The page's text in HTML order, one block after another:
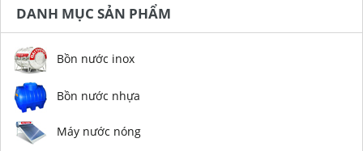
DANH MỤC SẢN PHẨM
Bồn nước inox
Bồn nước nhựa
Máy nước nóng